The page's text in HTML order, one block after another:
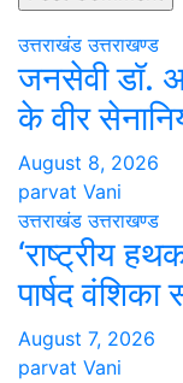
उत्तराखंड उत्तराखण्ड
जनसेवी डॉ.
के वीर
August 8, 2026
parvat Vani
उत्तराखंड उत्तराखण्ड
‘राष्ट्रीय
पार्षद
August 7, 2026
parvat Vani